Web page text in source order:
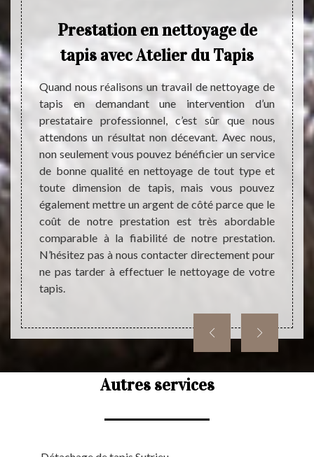
de
le
de
la
frais
fait,
un
Prestation en nettoyage de
tapis avec Atelier du Tapis
Quand nous réalisons un travail de nettoyage de
tapis en demandant une intervention d’un
prestataire professionnel, c’est sûr que nous
attendons un résultat non décevant. Avec nous,
non seulement vous pouvez bénéficier un service
de bonne qualité en nettoyage de tout type et
toute dimension de tapis, mais vous pouvez
également mettre un argent de côté parce que le
coût de notre prestation est très abordable
comparable à la fiabilité de notre prestation.
N’hésitez pas à nous contacter directement pour
ne pas tarder à effectuer le nettoyage de votre
tapis.
Les
pour
les
Autres services